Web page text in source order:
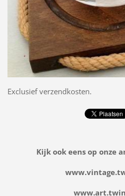
Exclusief verzendkosten.
Kijk ook eens op onze